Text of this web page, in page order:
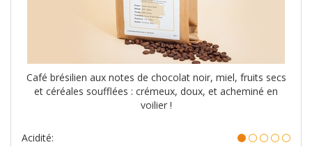
Café brésilien aux notes de chocolat noir, miel, fruits secs
et céréales soufflées : crémeux, doux, et acheminé en
voilier !
Acidité: